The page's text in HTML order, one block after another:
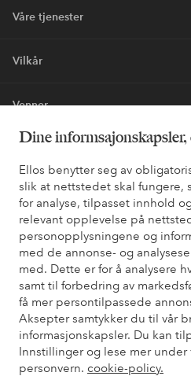
Dine
Ellos benytter seg av
slik at nettstedet skal fungere,
for analyse, tilpasset innhold
relevant opplevelse på
personopplysningene og
med de annonse- og
med. Dette er for å analysere
samt til forbedring av
få mer persontilpassede
Aksepter samtykker du til vår
informasjonskapsler. Du kan
Innstillinger og lese mer
personvern. cookie-policy.
Våre tjenester
Vilkår
Venner
Sikre betalinger - Betal
Vil du vite mer om våre
elpy
Norge -
Facebook Instagram